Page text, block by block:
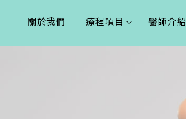
關於我們 療程項目 醫師介紹